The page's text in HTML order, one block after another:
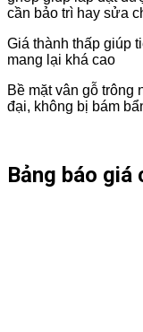
cần bảo trì hay sửa
Giá thành thấp giúp
mang lại khá cao
Bề mặt vân gỗ trông
đại, không bị bám
Bảng báo giá